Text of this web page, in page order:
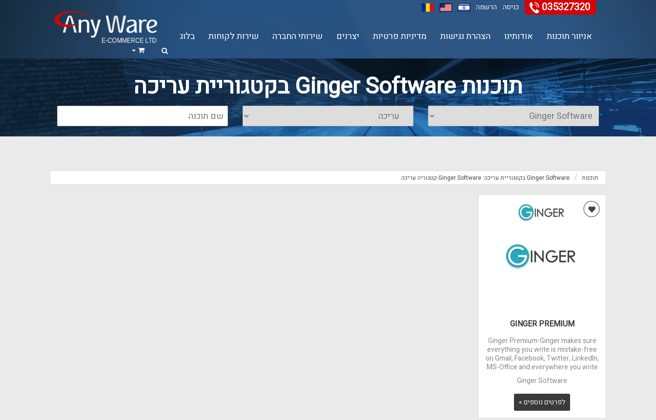
035327320 כניסה הרשמה
אניוור תוכנות אודותינו הצהרת נגישות מדיניות פרטיות יצרנים שירותי החברה שירות לקוחות בלוג
תוכנות Ginger Software בקטגוריית עריכה
תוכנות Ginger Software בקטגוריית עריכה: Ginger Software קטגוריה עריכה
GINGER PREMIUM
Ginger Premium-Ginger makes sure
everything you write is mistake-free
on Gmail, Facebook, Twitter, LinkedIn,
MS-Office and everywhere you write
Ginger Software
לפרטים נוספים »